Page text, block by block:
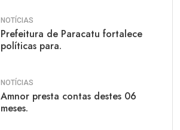
NOTÍCIAS
Prefeitura de Paracatu fortalece
políticas para.
NOTÍCIAS
Amnor presta contas destes 06
meses.